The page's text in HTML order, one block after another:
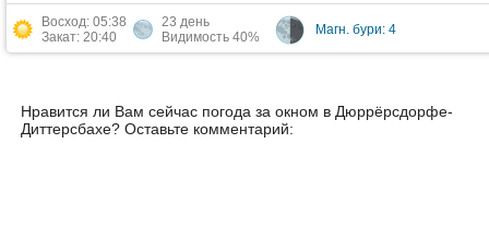
Восход: 05:38
Закат: 20:40
23 день
Видимость 40%
Магн. бури: 4
Нравится ли Вам сейчас погода за окном в Дюррёрсдорфе-
Диттерсбахе? Оставьте комментарий: